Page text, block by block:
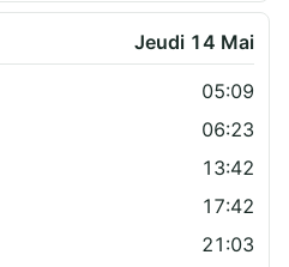
Jeudi 14 Mai
05:09
06:23
13:42
17:42
21:03